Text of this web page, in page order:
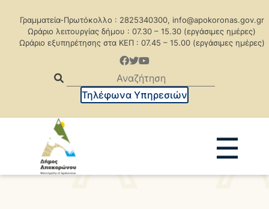
Γραμματεία-Πρωτόκολλο : 2825340300, info@apokoronas.gov.gr
Ωράριο λειτουργίας δήμου : 07.30 – 15.30 (εργάσιμες ημέρες)
Ωράριο εξυπηρέτησης στα ΚΕΠ : 07.45 – 15.00 (εργάσιμες ημέρες)
Τηλέφωνα Υπηρεσιών
☰